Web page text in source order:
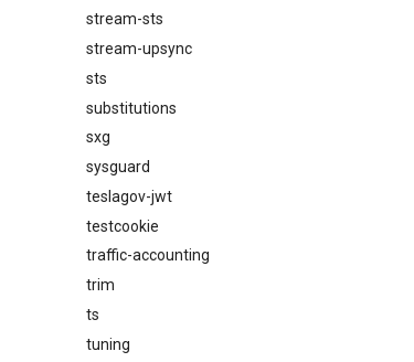
stream-sts
stream-upsync
sts
substitutions
sxg
sysguard
teslagov-jwt
testcookie
traffic-accounting
trim
ts
tuning